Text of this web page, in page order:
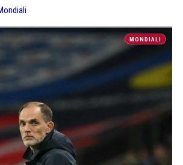
MONDIALI